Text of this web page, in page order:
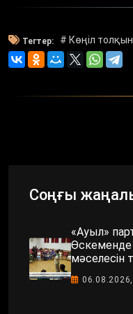
Тегтер: # Көңіл
Соңғы
«Ауыл»
Өскеменде
мәселесін